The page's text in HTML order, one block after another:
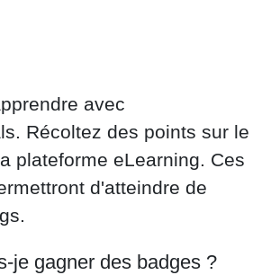
avec
Récoltez des points sur le
plateforme eLearning. Ces
d'atteindre de
je gagner des badges ?